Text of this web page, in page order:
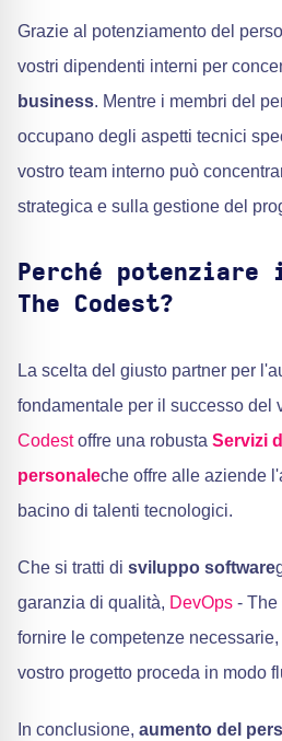
Grazie al potenziamento del
vostri dipendenti interni per
business. Mentre i membri del
occupano degli aspetti tecnici
vostro team interno può
strategica e sulla gestione del
Perché potenziare
The Codest?
La scelta del giusto partner per
fondamentale per il successo del
Codestoffre una robusta Servizi
personaleche offre alle aziende
bacino di talenti tecnologici.
Che si tratti di sviluppo software
garanzia di qualità, DevOps - The
fornire le competenze
vostro progetto proceda in modo
In conclusione, aumento del